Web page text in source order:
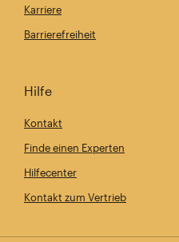
Karriere
Barrierefreiheit
Hilfe
Kontakt
Finde einen Experten
Hilfecenter
Kontakt zum Vertrieb